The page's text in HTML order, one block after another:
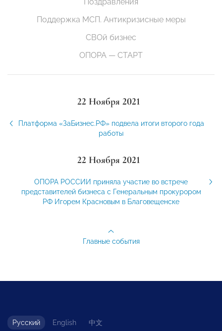
Поддержка МСП. Антикризисные меры
СВОй бизнес
ОПОРА — СТАРТ
22 Ноября 2021
Платформа «ЗаБизнес.РФ» подвела итоги второго года
работы
22 Ноября 2021
ОПОРА РОССИИ приняла участие во встрече
представителей бизнеса с Генеральным прокурором
РФ Игорем Красновым в Благовещенске
Главные события
Русский English 中文